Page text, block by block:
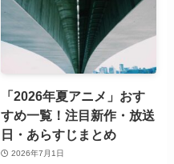
「2026年夏アニメ」おす
すめ一覧！注目新作・放送
日・あらすじまとめ
2026年7月1日